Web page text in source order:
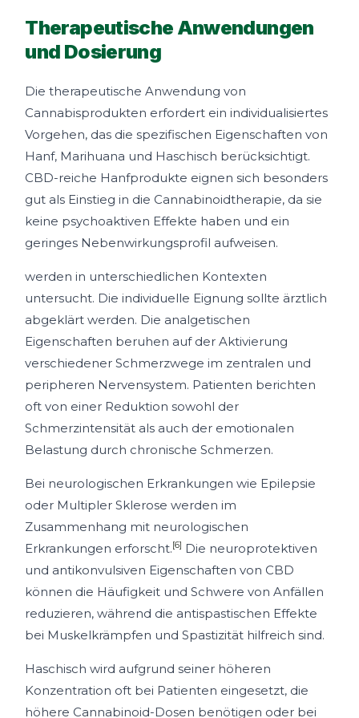
Therapeutische Anwendungen
und Dosierung
Die therapeutische Anwendung von
Cannabisprodukten erfordert ein individualisiertes
Vorgehen, das die spezifischen Eigenschaften von
Hanf, Marihuana und Haschisch berücksichtigt.
CBD-reiche Hanfprodukte eignen sich besonders
gut als Einstieg in die Cannabinoidtherapie, da sie
keine psychoaktiven Effekte haben und ein
geringes Nebenwirkungsprofil aufweisen.
werden in unterschiedlichen Kontexten
untersucht. Die individuelle Eignung sollte ärztlich
abgeklärt werden. Die analgetischen
Eigenschaften beruhen auf der Aktivierung
verschiedener Schmerzwege im zentralen und
peripheren Nervensystem. Patienten berichten
oft von einer Reduktion sowohl der
Schmerzintensität als auch der emotionalen
Belastung durch chronische Schmerzen.
Bei neurologischen Erkrankungen wie Epilepsie
oder Multipler Sklerose werden im
Zusammenhang mit neurologischen
Erkrankungen erforscht.[6] Die neuroprotektiven
und antikonvulsiven Eigenschaften von CBD
können die Häufigkeit und Schwere von Anfällen
reduzieren, während die antispastischen Effekte
bei Muskelkrämpfen und Spastizität hilfreich sind.
Haschisch wird aufgrund seiner höheren
Konzentration oft bei Patienten eingesetzt, die
höhere Cannabinoid-Dosen benötigen oder bei